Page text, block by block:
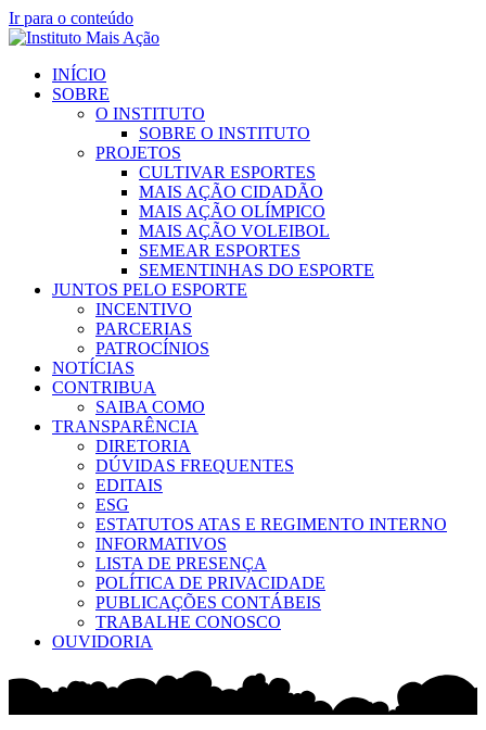
Ir para o conteúdo
INÍCIO
SOBRE
O INSTITUTO
SOBRE O INSTITUTO
PROJETOS
CULTIVAR ESPORTES
MAIS AÇÃO CIDADÃO
MAIS AÇÃO OLÍMPICO
MAIS AÇÃO VOLEIBOL
SEMEAR ESPORTES
SEMENTINHAS DO ESPORTE
JUNTOS PELO ESPORTE
INCENTIVO
PARCERIAS
PATROCÍNIOS
NOTÍCIAS
CONTRIBUA
SAIBA COMO
TRANSPARÊNCIA
DIRETORIA
DÚVIDAS FREQUENTES
EDITAIS
ESG
ESTATUTOS ATAS E REGIMENTO INTERNO
INFORMATIVOS
LISTA DE PRESENÇA
POLÍTICA DE PRIVACIDADE
PUBLICAÇÕES CONTÁBEIS
TRABALHE CONOSCO
OUVIDORIA